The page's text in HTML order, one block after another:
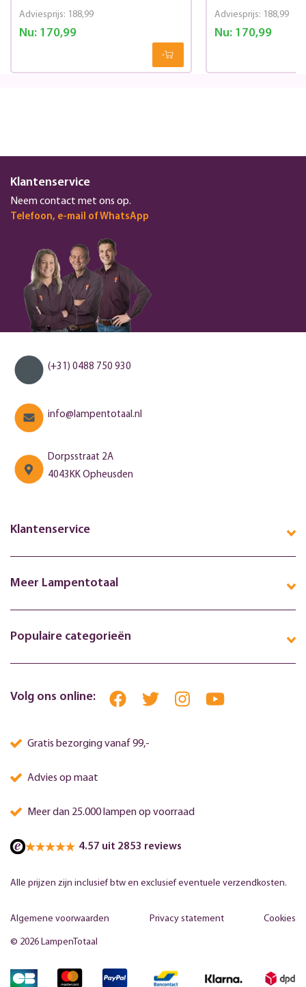
Nu:170,99
Adviesprijs: 188,99
Nu:170,99
Adviesprijs: 188,99
Klantenservice
Neem contact met ons op.
Telefoon, e-mail of WhatsApp
(+31) 0488 750 930
info@lampentotaal.nl
Dorpsstraat 2A
4043KK Opheusden
Klantenservice
Meer Lampentotaal
Populaire categorieën
Volg ons online:
Gratis bezorging vanaf 99,-
Advies op maat
Meer dan 25.000 lampen op voorraad
4.57 uit 2853 reviews
Alle prijzen zijn inclusief btw en exclusief eventuele verzendkosten.
© 2026 LampenTotaal
Algemene voorwaarden Privacy statement Cookies